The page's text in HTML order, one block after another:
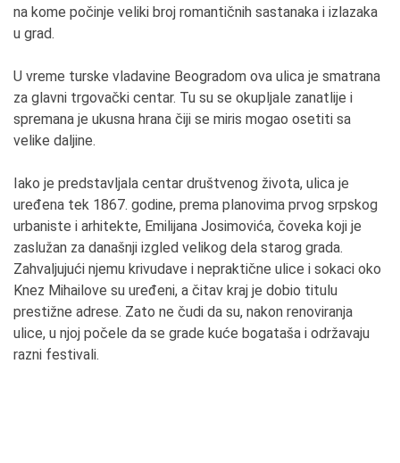
na kome počinje veliki broj romantičnih sastanaka i izlazaka
u grad.
U vreme turske vladavine Beogradom ova ulica je smatrana
za glavni trgovački centar. Tu su se okupljale zanatlije i
spremana je ukusna hrana čiji se miris mogao osetiti sa
velike daljine.
Iako je predstavljala centar društvenog života, ulica je
uređena tek 1867. godine, prema planovima prvog srpskog
urbaniste i arhitekte, Emilijana Josimovića, čoveka koji je
zaslužan za današnji izgled velikog dela starog grada.
Zahvaljujući njemu krivudave i nepraktične ulice i sokaci oko
Knez Mihailove su uređeni, a čitav kraj je dobio titulu
prestižne adrese. Zato ne čudi da su, nakon renoviranja
ulice, u njoj počele da se grade kuće bogataša i održavaju
razni festivali.